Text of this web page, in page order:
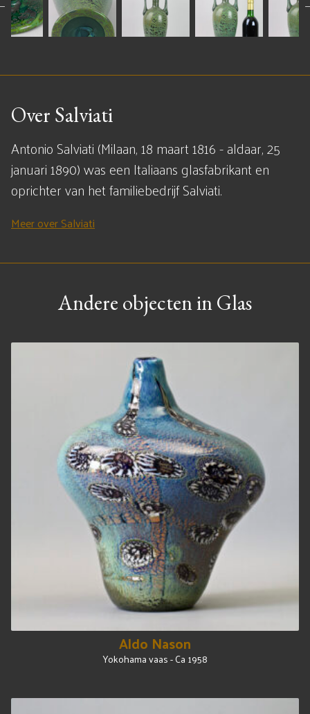
Over Salviati
Antonio Salviati (Milaan, 18 maart 1816 - aldaar, 25
januari 1890) was een Italiaans glasfabrikant en
oprichter van het familiebedrijf Salviati.
Meer over Salviati
Andere objecten in Glas
Aldo Nason
Yokohama vaas - Ca 1958